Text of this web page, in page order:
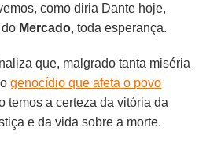
como diria Dante hoje,
Mercado, toda esperança.
que, malgrado tanta miséria
ogenocídio que afeta o povo
temos a certeza da vitória da
e da vida sobre a morte.